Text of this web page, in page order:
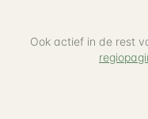
Ook actief in de rest